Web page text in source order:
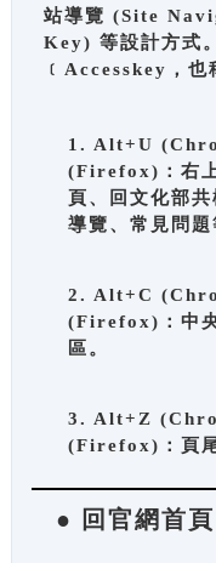
站導覽 (Site
Key) 等設計方式
﹝Accesskey，也
1. Alt+U
(Firefox)：右
頁、回文化部
導覽、常見問題
2. Alt+C
(Firefox)：中
區。
3. Alt+Z
(Firefox)：頁尾
● 回官網首頁